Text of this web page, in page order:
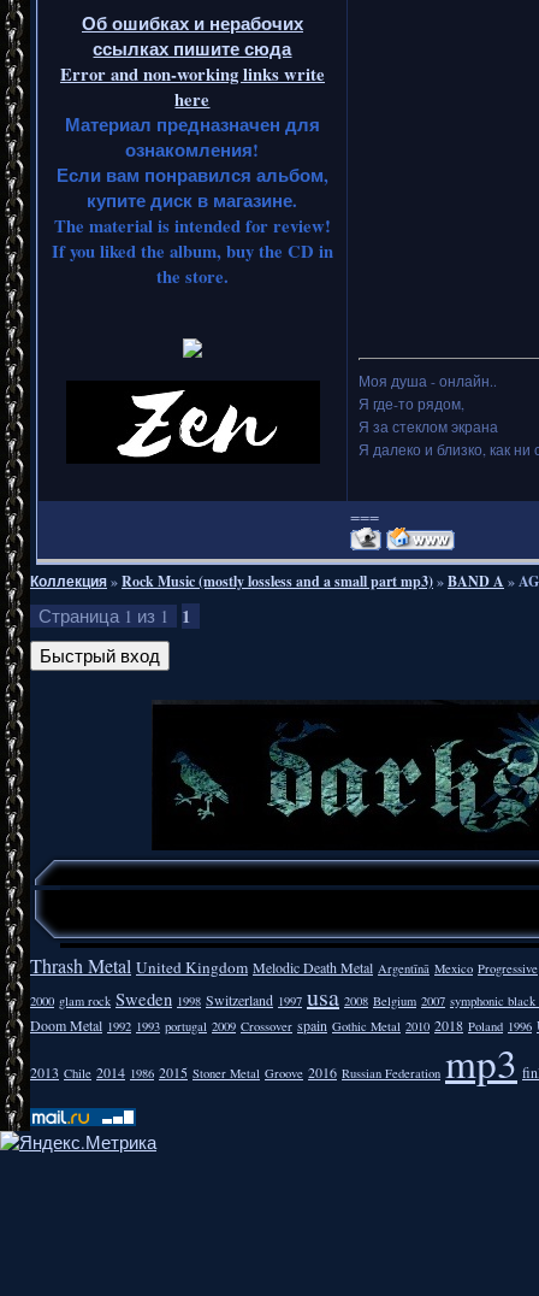
Об ошибках и нерабочих
ссылках пишите сюда
Error and non-working links write
here
Материал предназначен для
ознакомления!
Если вам понравился альбом,
купите диск в магазине.
The material is intended for review!
If you liked the album, buy the CD in
the store.
Моя душа - онлайн..
Я где-то рядом,
Я за стеклом экрана
Я далеко и близко, как ни
===
Коллекция»Rock Music (mostly lossless and a small part mp3)»BAND A »
Страница 1 из 1 1
Thrash Metal United Kingdom Melodic Death Metal Argentīnā Mexico Progressive
2000 glam rock Sweden 1998 Switzerland 1997 usa 2008 Belgium 2007 symphonic
Doom Metal 1992 1993 portugal 2009 Crossover spain Gothic Metal 2010 2018 Poland 1996
2013 Chile 2014 1986 2015 Stoner Metal Groove 2016 Russian Federation mp3